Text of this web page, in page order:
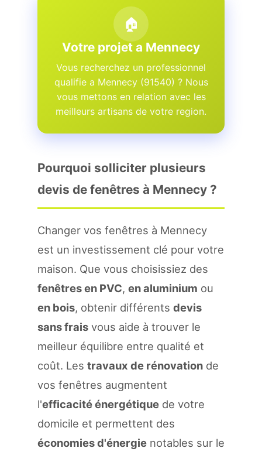
🏠
Votre projet a Mennecy
Vous recherchez un professionnel
qualifie a Mennecy (91540) ? Nous
vous mettons en relation avec les
meilleurs artisans de votre region.
Pourquoi solliciter plusieurs
devis de fenêtres à Mennecy ?
Changer vos fenêtres à Mennecy
est un investissement clé pour votre
maison. Que vous choisissiez des
fenêtres en PVC, en aluminium ou
en bois, obtenir différents devis
sans frais vous aide à trouver le
meilleur équilibre entre qualité et
coût. Les travaux de rénovation de
vos fenêtres augmentent
l'efficacité énergétique de votre
domicile et permettent des
économies d'énergie notables sur le